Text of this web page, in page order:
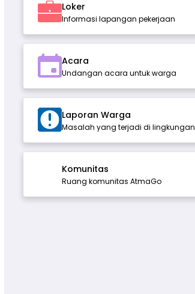
Loker
Informasi lapangan pekerjaan
Acara
Undangan acara untuk warga
Laporan Warga
Masalah yang terjadi di lingkungan
Komunitas
Ruang komunitas AtmaGo